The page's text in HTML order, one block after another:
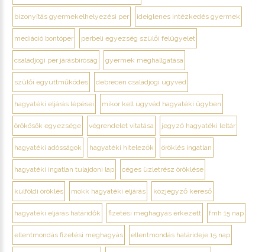
bizonyítás gyermekelhelyezési per ideiglenes intézkedés gyermek
mediáció bontóper perbeli egyezség szülői felügyelet
családjogi per járásbíróság gyermek meghallgatása
szülői együttműködés debrecen családjogi ügyvéd
hagyatéki eljárás lépései mikor kell ügyvéd hagyatéki ügyben
örökösök egyezsége végrendelet vitatása jegyző hagyatéki leltár
hagyatéki adósságok hagyatéki hitelezők öröklés ingatlan
hagyatéki ingatlan tulajdoni lap céges üzletrész öröklése
külföldi öröklés mokk hagyatéki eljárás közjegyző kereső
hagyatéki eljárás határidők fizetési meghagyás érkezett fmh 15 nap
ellentmondás fizetési meghagyás ellentmondás határideje 15 nap